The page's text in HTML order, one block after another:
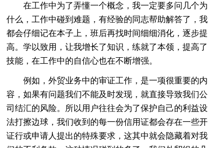
在工作中为了弄懂一个概念，我一定要多问几个为
什么，工作中碰到难题，有经验的同志帮助解答了，我
都会仔细记在本子上，班后再找时间细细消化，逐步提
高。学以致用，让我增长了知识，练就了本领，提高了
技能，在工作中的自信心也在不断增强。
例如，外贸业务中的审证工作，是一项很重要的内
容，如果有问题我们不能及时发现，就直接导致我们公
司结汇的风险。所以用户往往会为了保护自己的利益设
法打擦边球，我们收到的每一份信用证都会存在一些开
证行或申请人提出的特殊要求，这其中就会隐藏着对我